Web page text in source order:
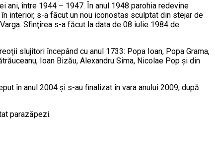
ani, între 1944 – 1947. În anul 1948 parohia redevine
interior, s-a făcut un nou iconostas sculptat din stejar de
Sfinţirea s-a făcut la data de 08 iulie 1984 de
slujitori începând cu anul 1733: Popa Ioan, Popa Grama,
Ioan Bizău, Alexandru Sima, Nicolae Pop şi din
în anul 2004 şi s-au finalizat în vara anului 2009, după
parazăpezi.